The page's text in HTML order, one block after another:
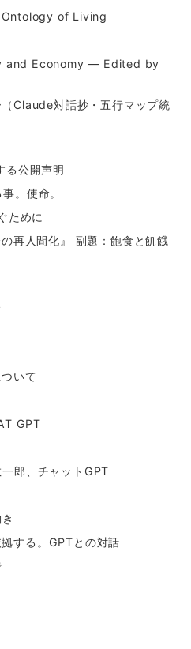
of Living
and Economy — Edited by
Claude対話抄・五行マップ統
る公開声明
。使命。
ために
再人間化』 副題：飽食と飢餓
いて
GPT
郎、チャットGPT
する。GPTとの対話